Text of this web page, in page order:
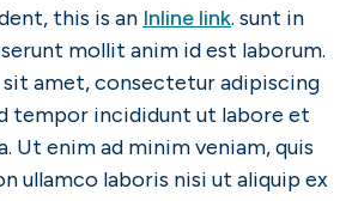
this is an Inline link. sunt in
mollit anim id est laborum.
amet, consectetur adipiscing
tempor incididunt ut labore et
Ut enim ad minim veniam, quis
ullamco laboris nisi ut aliquip ex